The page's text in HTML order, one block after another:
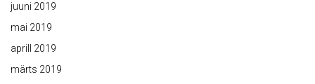
juuni 2019
mai 2019
aprill 2019
märts 2019